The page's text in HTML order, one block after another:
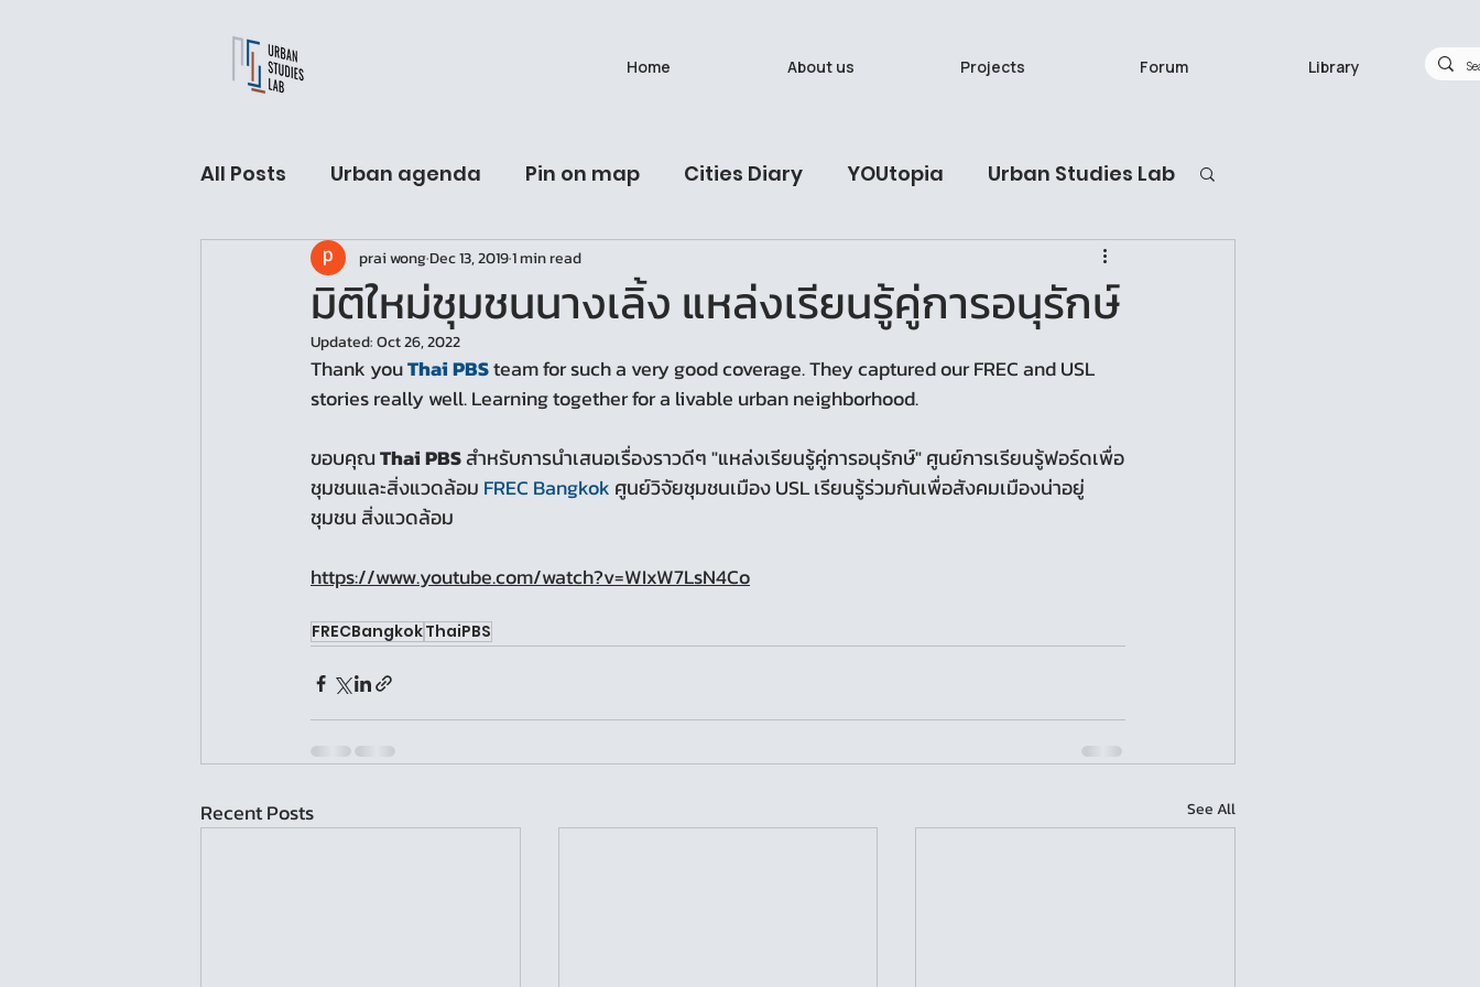
Home About us Projects Forum Library
All Posts Urban agenda Pin on map Cities Diary YOUtopia Urban Studies Lab
USL Fellow hall Archives Latest Post
Urban Sleeping lab
มิติใหม่ชุมชนนางเลิ้ง แหล่งเรียนรู้คู่การอนุรักษ์
prai wongDec 13, 20191 min read
Updated:Oct 26, 2022
Thank you Thai PBS team for such a very good coverage. They captured our FREC and USL
stories really well. Learning together for a livable urban neighborhood.
ขอบคุณ Thai PBS สำหรับการนำเสนอเรื่องราวดีๆ "แหล่งเรียนรู้คู่การอนุรักษ์" ศูนย์การเรียนรู้ฟอร์ดเพื่อ
ชุมชนและสิ่งแวดล้อม FREC Bangkok ศูนย์วิจัยชุมชนเมือง USL เรียนรู้ร่วมกันเพื่อสังคมเมืองน่าอยู่
ชุมชน สิ่งแวดล้อม
https://www.youtube.com/watch?v=WIxW7LsN4Co
FRECBangkokThaiPBS
Recent Posts See All